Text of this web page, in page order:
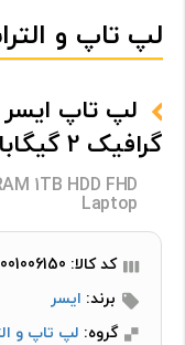
لپ تاپ و
گرافیک 2 گیگابایت
1TB HDD FHD
Laptop
کد کالا: 010001006150
برند: ایسر
گروه: لپ تاپ و